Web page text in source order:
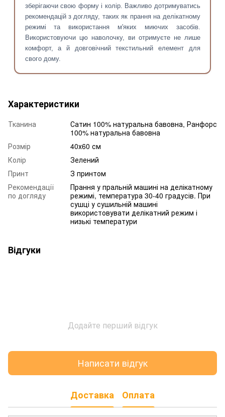
зберігаючи свою форму і колір. Важливо дотримуватись
рекомендацій з догляду, таких як прання на делікатному
режимі та використання м'яких миючих засобів.
Використовуючи цю наволочку, ви отримуєте не лише
комфорт, а й довговічний текстильний елемент для
свого дому.
Характеристики
Тканина
Сатин 100% натуральна бавовна, Ранфорс
100% натуральна бавовна
Розмір
40х60 см
Колір
Зелений
Принт
З принтом
Рекомендації
по догляду
Прання у пральній машині на делікатному
режимі, температура 30-40 градусів. При
сушці у сушильній машині
використовувати делікатний режим і
низькі температури
Відгуки
Додайте перший відгук
Написати відгук
Доставка Оплата